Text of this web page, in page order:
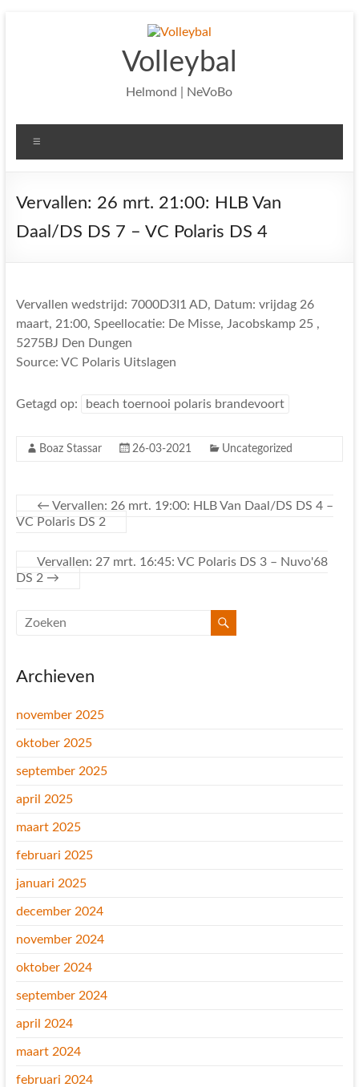
Volleybal
Helmond | NeVoBo
Vervallen: 26 mrt. 21:00: HLB Van
Daal/DS DS 7 – VC Polaris DS 4
Vervallen wedstrijd: 7000D3I1 AD, Datum: vrijdag 26
maart, 21:00, Speellocatie: De Misse, Jacobskamp 25 ,
5275BJ Den Dungen
Source: VC Polaris Uitslagen
Getagd op: beach toernooi polaris brandevoort
Boaz Stassar 26-03-2021 Uncategorized
← Vervallen: 26 mrt. 19:00: HLB Van Daal/DS DS 4 –
VC Polaris DS 2
Vervallen: 27 mrt. 16:45: VC Polaris DS 3 – Nuvo'68
DS 2 →
Archieven
november 2025
oktober 2025
september 2025
april 2025
maart 2025
februari 2025
januari 2025
december 2024
november 2024
oktober 2024
september 2024
april 2024
maart 2024
februari 2024